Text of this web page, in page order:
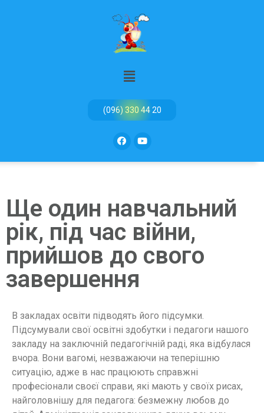
(096) 330 44 20
Ще один навчальний
рік, під час війни,
прийшов до свого
завершення
В закладах освіти підводять його підсумки.
Підсумували свої освітні здобутки і педагоги нашого
закладу на заключній педагогічній раді, яка відбулася
вчора. Вони вагомі, незважаючи на теперішню
ситуацію, адже в нас працюють справжні
професіонали своєї справи, які мають у своїх рисах,
найголовнішу для педагога: безмежну любов до